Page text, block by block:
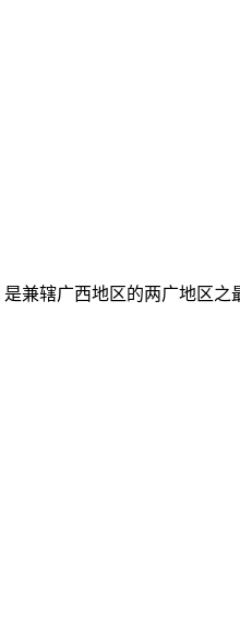
兼辖广西地区的两广地区之